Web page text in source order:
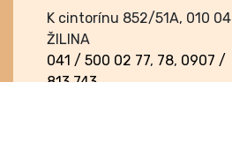
K cintorínu 852/51A, 010 04
ŽILINA
041 / 500 02 77, 78, 0907 /
813 743